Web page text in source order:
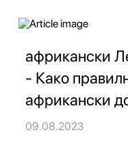
африкански
- Како
африкански
09.08.2023